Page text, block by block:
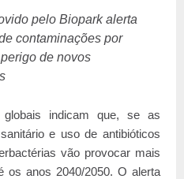
pelo Biopark alerta
contaminações por
de novos
globais indicam que, se as
e uso de antibióticos
vão provocar mais
os anos 2040/2050. O alerta